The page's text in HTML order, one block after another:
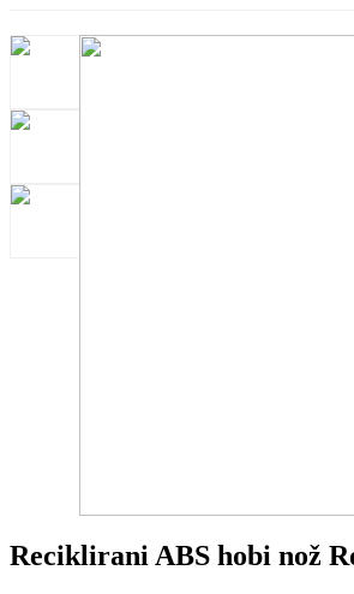
Reciklirani ABS hobi nož